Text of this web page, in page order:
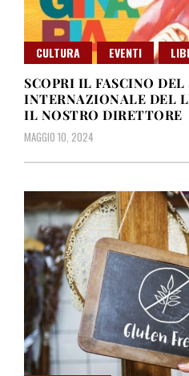
CULTURA EVENTI
SCOPRI IL FASCINO DEL
INTERNAZIONALE DEL
IL NOSTRO DIRETTORE
MAGGIO 10, 2024